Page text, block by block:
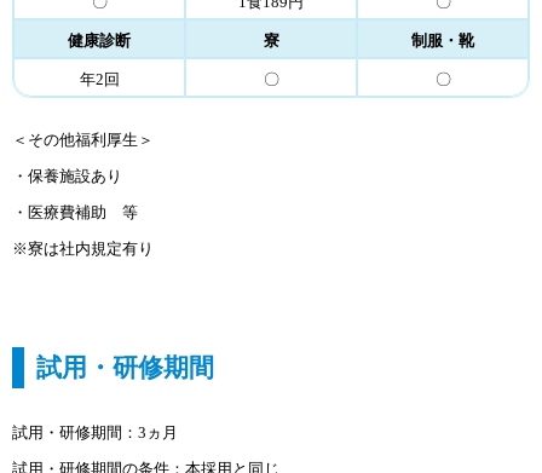
健康診断 寮 制服・靴
年2回 〇 〇
＜その他福利厚生＞
・保養施設あり
・医療費補助 等
※寮は社内規定有り
試用・研修期間
試用・研修期間：3ヵ月
試用・研修期間の条件：本採用と同じ